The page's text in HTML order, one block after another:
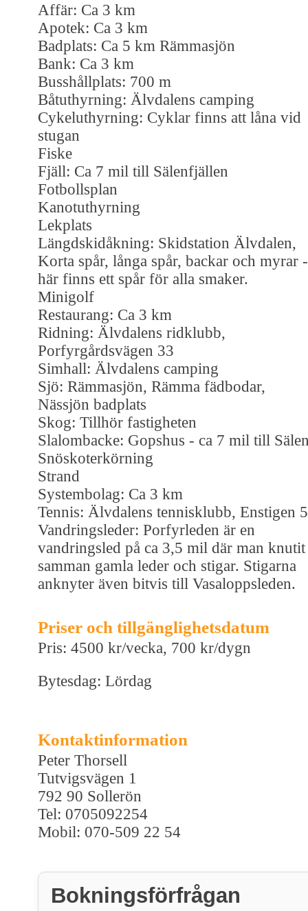
Affär: Ca 3 km
Apotek: Ca 3 km
Badplats: Ca 5 km Rämmasjön
Bank: Ca 3 km
Busshållplats: 700 m
Båtuthyrning: Älvdalens camping
Cykeluthyrning: Cyklar finns att låna vid
stugan
Fiske
Fjäll: Ca 7 mil till Sälenfjällen
Fotbollsplan
Kanotuthyrning
Lekplats
Längdskidåkning: Skidstation Älvdalen,
Korta spår, långa spår, backar och myrar -
här finns ett spår för alla smaker.
Minigolf
Restaurang: Ca 3 km
Ridning: Älvdalens ridklubb,
Porfyrgårdsvägen 33
Simhall: Älvdalens camping
Sjö: Rämmasjön, Rämma fädbodar,
Nässjön badplats
Skog: Tillhör fastigheten
Slalombacke: Gopshus - ca 7 mil till
Snöskoterkörning
Strand
Systembolag: Ca 3 km
Tennis: Älvdalens tennisklubb, Enstigen 5
Vandringsleder: Porfyrleden är en
vandringsled på ca 3,5 mil där man knutit
samman gamla leder och stigar. Stigarna
anknyter även bitvis till Vasaloppsleden.
Priser och tillgänglighetsdatum
Pris: 4500 kr/vecka, 700 kr/dygn
Bytesdag: Lördag
Kontaktinformation
Peter Thorsell
Tutvigsvägen 1
792 90 Sollerön
Tel: 0705092254
Mobil: 070-509 22 54
Bokningsförfrågan